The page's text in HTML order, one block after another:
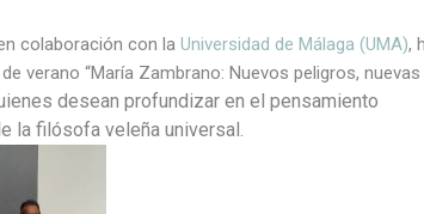
colaboración con la Universidad de Málaga (UMA),
verano “María Zambrano: Nuevos peligros, nuevas
desean profundizar en el pensamiento
la filósofa veleña universal.